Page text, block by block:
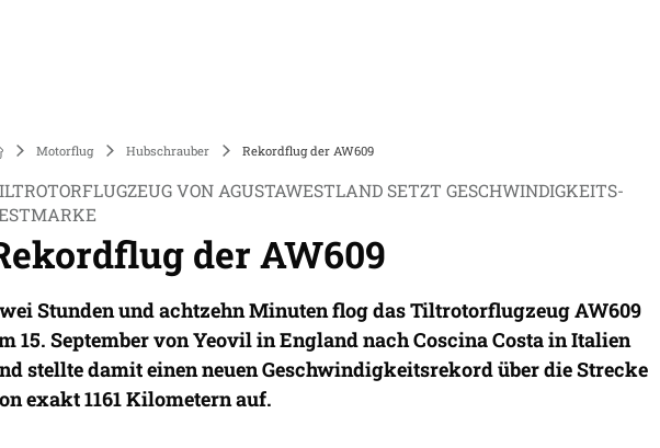
Motorflug Hubschrauber Rekordflug der AW609
VON AGUSTAWESTLAND SETZT GESCHWINDIGKEITS-
der AW609
Stunden und achtzehn Minuten flog das Tiltrotorflugzeug AW609
15. September von Yeovil in England nach Coscina Costa in Italien
stellte damit einen neuen Geschwindigkeitsrekord über die Strecke
exakt 1161 Kilometern auf.